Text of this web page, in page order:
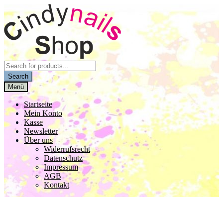
Navigation
springen
Inhalt
springen
Products
search
Search
Menü
Startseite
Mein Konto
Kasse
Newsletter
Über uns
Widerrufsrecht
Datenschutz
Impressum
AGB
Kontakt